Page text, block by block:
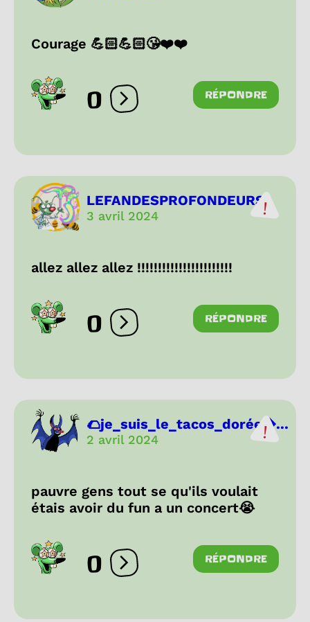
Courage 💪🏻💪🏻😘❤️❤️
0 Ouvrir les réactions
RÉPONDRE
LEFANDESPROFONDEURS
3 avril 2024
allez allez allez !!!!!!!!!!!!!!!!!!!!!!!
0 Ouvrir les réactions
RÉPONDRE
🌮je_suis_le_tacos_dorée...
2 avril 2024
pauvre gens tout se qu'ils voulait
étais avoir du fun a un concert😭
0 Ouvrir les réactions
RÉPONDRE